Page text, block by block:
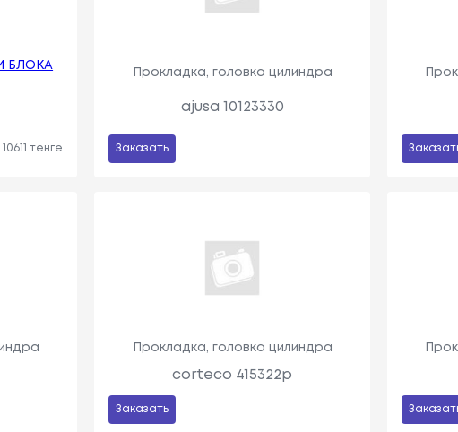
БЛОКА
10611 тенге
Прокладка, головка цилиндра
ajusa 10123330
Заказать
Прокладка, головка цилиндра
corteco 415322p
Заказать